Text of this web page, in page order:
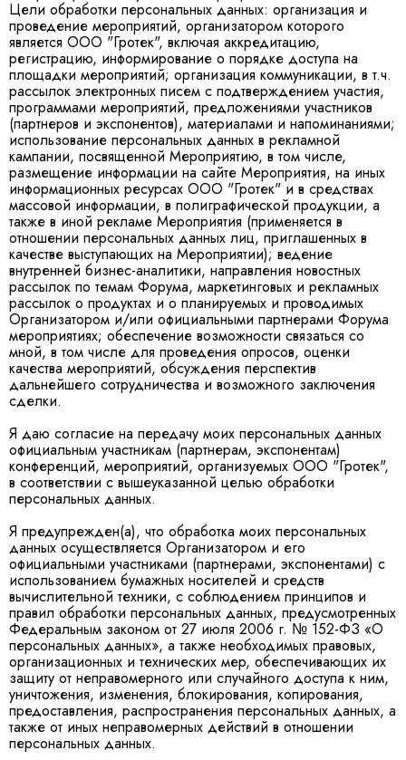
Цели обработки персональных данных: организация и
проведение мероприятий, организатором которого
является ООО "Гротек", включая аккредитацию,
регистрацию, информирование о порядке доступа на
площадки мероприятий; организация коммуникации, в т.ч.
рассылок электронных писем с подтверждением участия,
программами мероприятий, предложениями участников
(партнеров и экспонентов), материалами и напоминаниями;
использование персональных данных в рекламной
кампании, посвященной Мероприятию, в том числе,
размещение информации на сайте Мероприятия, на иных
информационных ресурсах ООО "Гротек" и в средствах
массовой информации, в полиграфической продукции, а
также в иной рекламе Мероприятия (применяется в
отношении персональных данных лиц, приглашенных в
качестве выступающих на Мероприятии); ведение
внутренней бизнес-аналитики, направления новостных
рассылок по темам Форума, маркетинговых и рекламных
рассылок о продуктах и о планируемых и проводимых
Организатором и/или официальными партнерами Форума
мероприятиях; обеспечение возможности связаться со
мной, в том числе для проведения опросов, оценки
качества мероприятий, обсуждения перспектив
дальнейшего сотрудничества и возможного заключения
сделки.
Я даю согласие на передачу моих персональных данных
официальным участникам (партнерам, экспонентам)
конференций, мероприятий, организуемых ООО "Гротек",
в соответствии с вышеуказанной целью обработки
персональных данных.
Я предупрежден(а), что обработка моих персональных
данных осуществляется Организатором и его
официальными участниками (партнерами, экспонентами) с
использованием бумажных носителей и средств
вычислительной техники, с соблюдением принципов и
правил обработки персональных данных, предусмотренных
Федеральным законом от 27 июля 2006 г. № 152-ФЗ «О
персональных данных», а также необходимых правовых,
организационных и технических мер, обеспечивающих их
защиту от неправомерного или случайного доступа к ним,
уничтожения, изменения, блокирования, копирования,
предоставления, распространения персональных данных, а
также от иных неправомерных действий в отношении
персональных данных.